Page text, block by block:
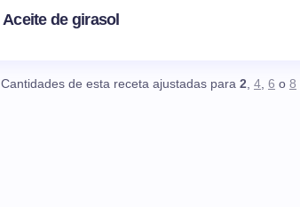
Aceite de girasol
Cantidades de esta receta ajustadas para 2, 4, 6 o 8